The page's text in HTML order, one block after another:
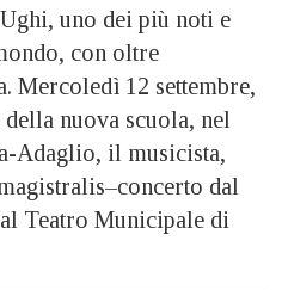
uno dei più noti e
con oltre
Mercoledì 12 settembre,
nuova scuola, nel
Adaglio, il musicista,
dal
Teatro Municipale di